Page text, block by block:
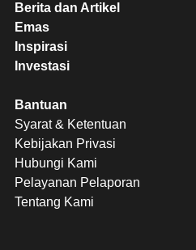
Berita dan Artikel
Emas
Inspirasi
Investasi
Bantuan
Syarat & Ketentuan
Kebijakan Privasi
Hubungi Kami
Pelayanan Pelaporan
Tentang Kami